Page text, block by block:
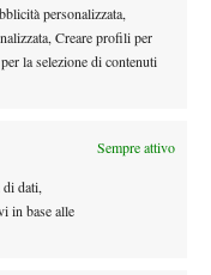
personalizzata,
Creare profili per
la selezione di contenuti
Sempre attivo
dati,
in base alle
tre. 7-4 Auger e si
regna sovrano,
un verdetto:10-4
di cuore e
nell’intervista di
andare in qualunque